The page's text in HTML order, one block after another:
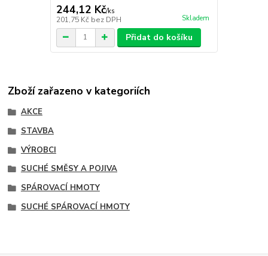
244,12 Kč/ks
201,75 Kč bez DPH Skladem
Přidat do košíku
Zboží zařazeno v kategoriích
AKCE
STAVBA
VÝROBCI
SUCHÉ SMĚSY A POJIVA
SPÁROVACÍ HMOTY
SUCHÉ SPÁROVACÍ HMOTY